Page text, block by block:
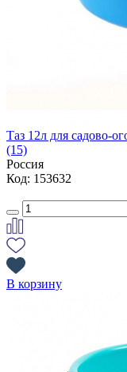
Таз 12л для садово-
(15)
Россия
Код: 153632
В корзину